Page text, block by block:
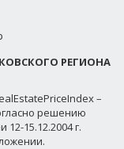
РЕГИОНА
–
решению
15.12.2004 г.